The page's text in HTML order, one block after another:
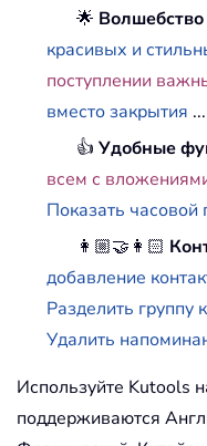
🌟
красивых и
поступлении
вместо закрытия ...
👍Удобные
всем с
Показать часовой
👩🏼‍🤝‍👩🏻
добавление
Разделить группу
Удалить
Используйте Kutools
поддерживаются